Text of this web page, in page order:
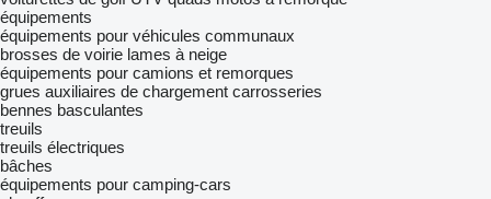
équipements
équipements pour véhicules communaux
brosses de voirie lames à neige
équipements pour camions et remorques
grues auxiliaires de chargement carrosseries
bennes basculantes
treuils
treuils électriques
bâches
équipements pour camping-cars